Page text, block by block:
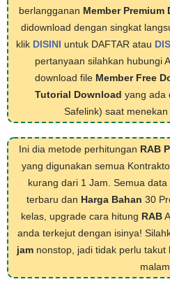
berlangganan Member Premium
didownload dengan singkat
klik DISINI untuk DAFTAR atau
pertanyaan silahkan hubungi
download file Member Free
Tutorial Download yang ada
Safelink) saat menekan
Ini dia metode perhitungan RAB
yang digunakan semua
kurang dari 1 Jam. Semua
terbaru dan Harga Bahan 30
kelas, upgrade cara hitung RAB
anda terkejut dengan isinya!
jamnonstop, jadi tidak perlu takut
malam.